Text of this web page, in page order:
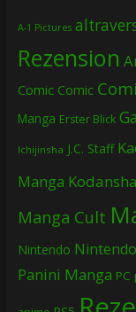
A-1 Pictures
Rezension
Comic Comic
Manga Erster Blick
Ichijinsha J.C. Staff
Manga Kodansha
Manga Cult
Nintendo
Panini Manga PC